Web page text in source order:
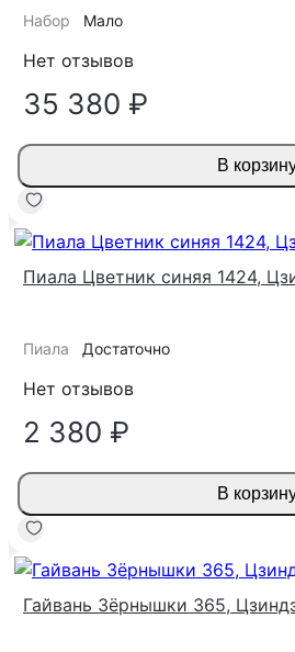
Набор Мало
Нет отзывов
35 380 ₽
В
Пиала Цветник синяя 1424,
Пиала Достаточно
Нет отзывов
2 380 ₽
В
Гайвань Зёрнышки 365,